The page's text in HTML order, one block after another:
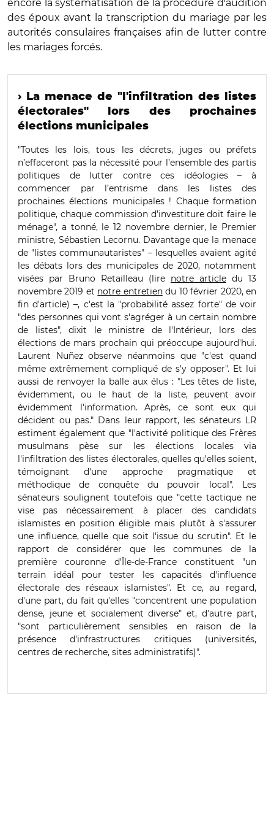
encore la systématisation de la procédure d'audition
des époux avant la transcription du mariage par les
autorités consulaires françaises afin de lutter contre
les mariages forcés.
› La menace de "l'infiltration des listes
électorales" lors des prochaines
élections municipales
"Toutes les lois, tous les décrets, juges ou préfets
n’effaceront pas la nécessité pour l’ensemble des partis
politiques de lutter contre ces idéologies –⁠ à
commencer par l’entrisme dans les listes des
prochaines élections municipales ! Chaque formation
politique, chaque commission d’investiture doit faire le
ménage", a tonné, le 12 novembre dernier, le Premier
ministre, Sébastien Lecornu. Davantage que la menace
de "listes communautaristes" – lesquelles avaient agité
les débats lors des municipales de 2020, notamment
visées par Bruno Retailleau (lire notre article du 13
novembre 2019 et notre entretiendu 10 février 2020, en
fin d'article) –, c'est la "probabilité assez forte" de voir
"des personnes qui vont s'agréger à un certain nombre
de listes", dixit le ministre de l'Intérieur, lors des
élections de mars prochain qui préoccupe aujourd'hui.
Laurent Nuñez observe néanmoins que "c'est quand
même extrêmement compliqué de s'y opposer". Et lui
aussi de renvoyer la balle aux élus : "Les têtes de liste,
évidemment, ou le haut de la liste, peuvent avoir
évidemment l'information. Après, ce sont eux qui
décident ou pas." Dans leur rapport, les sénateurs LR
estiment également que "l'activité politique des Frères
musulmans pèse sur les élections locales via
l'infiltration des listes électorales, quelles qu'elles soient,
témoignant d'une approche pragmatique et
méthodique de conquête du pouvoir local". Les
sénateurs soulignent toutefois que "cette tactique ne
vise pas nécessairement à placer des candidats
islamistes en position éligible mais plutôt à s'assurer
une influence, quelle que soit l'issue du scrutin". Et le
rapport de considérer que les communes de la
première couronne d'Île-de-France constituent "un
terrain idéal pour tester les capacités d'influence
électorale des réseaux islamistes". Et ce, au regard,
d'une part, du fait qu'elles "concentrent une population
dense, jeune et socialement diverse" et, d'autre part,
"sont particulièrement sensibles en raison de la
présence d'infrastructures critiques (universités,
centres de recherche, sites administratifs)".